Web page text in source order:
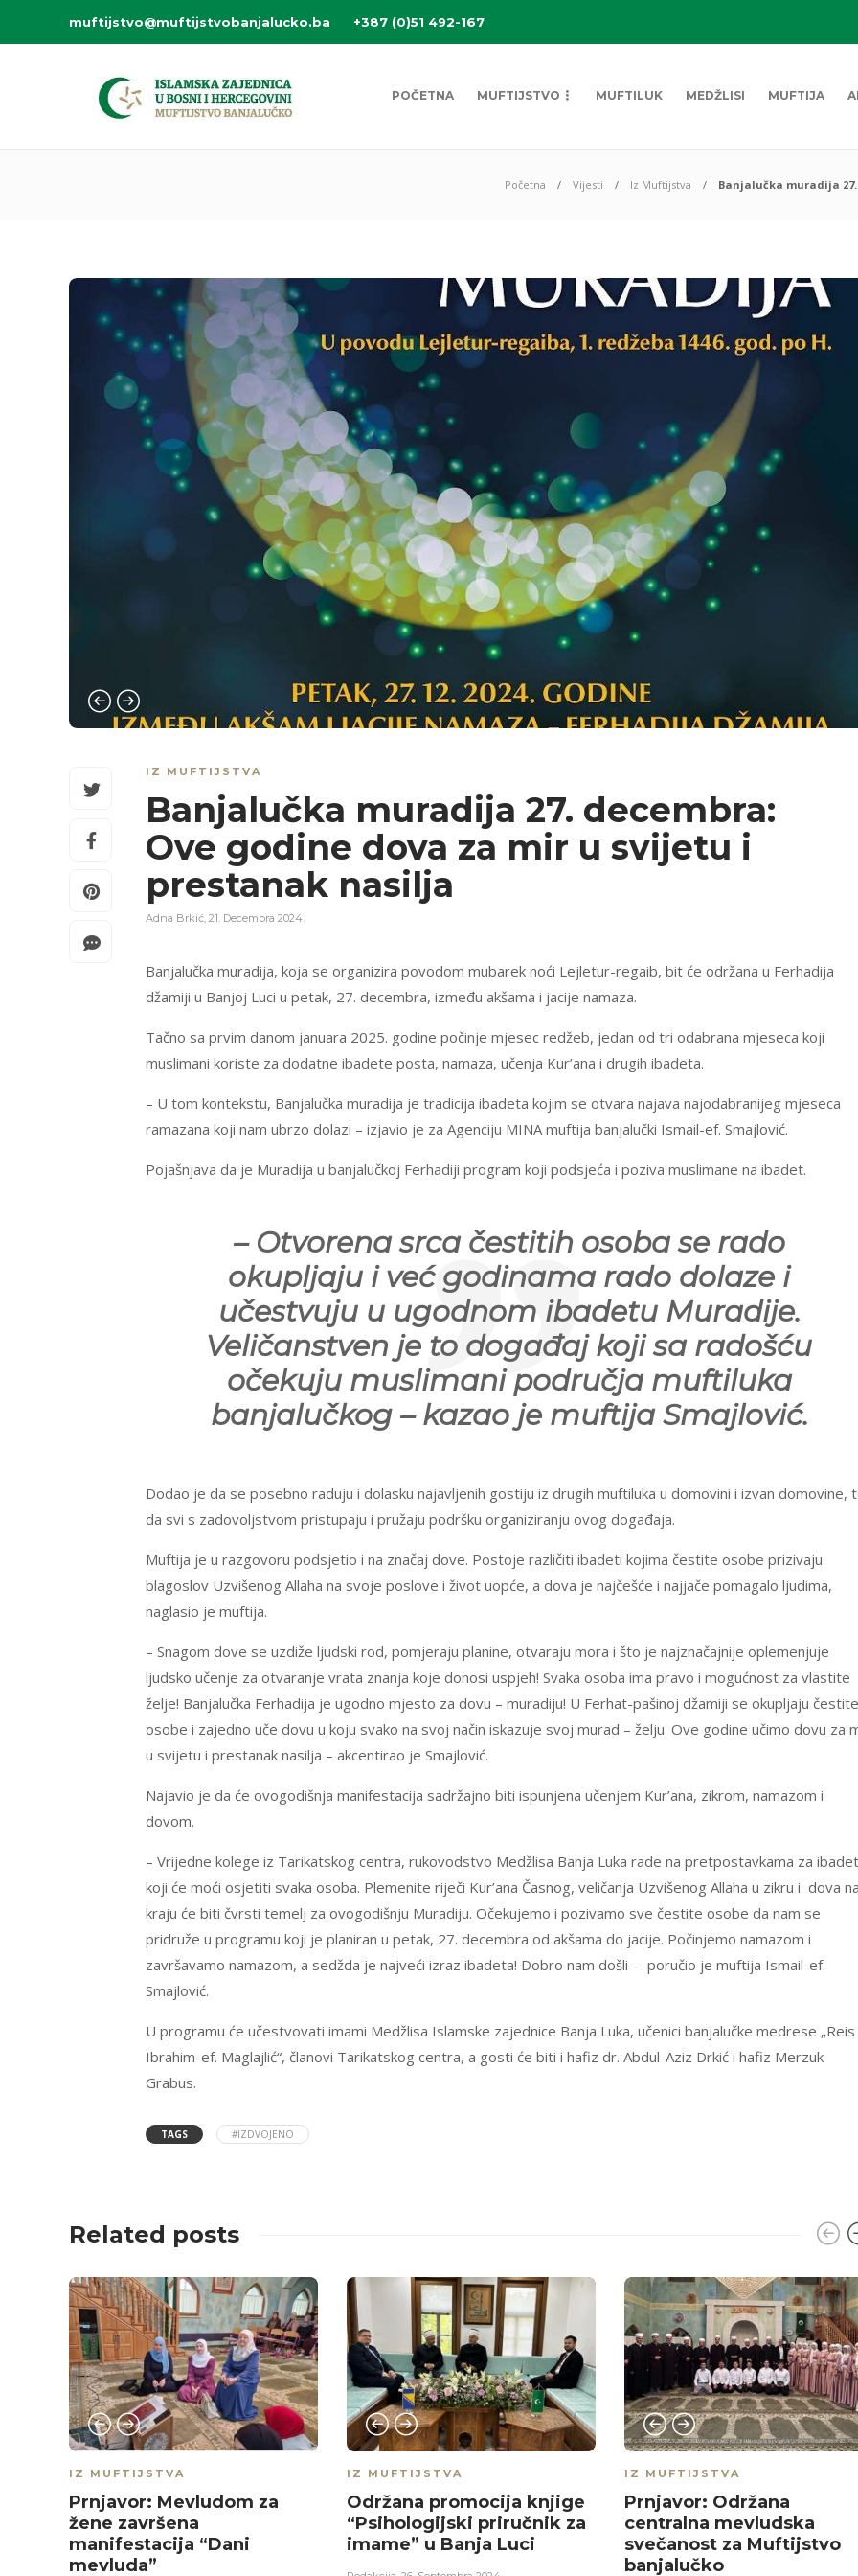
muftijstvo@muftijstvobanjalucko.ba +387 (0)51 492-167
POČETNA MUFTIJSTVO MUFTILUK MEDŽLISI MUFTIJA
Početna Vijesti Iz Muftijstva Banjalučka muradija
IZ MUFTIJSTVA
Banjalučka muradija 27. decembra:
Ove godine dova za mir u svijetu i
prestanak nasilja
Adna Brkić, 21. Decembra 2024.
Banjalučka muradija, koja se organizira povodom mubarek noći Lejletur-regaib, bit će održana u Ferhadija
džamiji u Banjoj Luci u petak, 27. decembra, između akšama i jacije namaza.
Tačno sa prvim danom januara 2025. godine počinje mjesec redžeb, jedan od tri odabrana mjeseca koji
muslimani koriste za dodatne ibadete posta, namaza, učenja Kur’ana i drugih ibadeta.
– U tom kontekstu, Banjalučka muradija je tradicija ibadeta kojim se otvara najava najodabranijeg mjeseca
ramazana koji nam ubrzo dolazi – izjavio je za Agenciju MINA muftija banjalučki Ismail-ef. Smajlović.
Pojašnjava da je Muradija u banjalučkoj Ferhadiji program koji podsjeća i poziva muslimane na ibadet.
– Otvorena srca čestitih osoba se rado
okupljaju i već godinama rado dolaze i
učestvuju u ugodnom ibadetu Muradije.
Veličanstven je to događaj koji sa radošću
očekuju muslimani područja muftiluka
banjalučkog – kazao je muftija Smajlović.
Dodao je da se posebno raduju i dolasku najavljenih gostiju iz drugih muftiluka u domovini i izvan domovine,
da svi s zadovoljstvom pristupaju i pružaju podršku organiziranju ovog događaja.
Muftija je u razgovoru podsjetio i na značaj dove. Postoje različiti ibadeti kojima čestite osobe prizivaju
blagoslov Uzvišenog Allaha na svoje poslove i život uopće, a dova je najčešće i najjače pomagalo ljudima,
naglasio je muftija.
– Snagom dove se uzdiže ljudski rod, pomjeraju planine, otvaraju mora i što je najznačajnije oplemenjuje
ljudsko učenje za otvaranje vrata znanja koje donosi uspjeh! Svaka osoba ima pravo i mogućnost za vlastite
želje! Banjalučka Ferhadija je ugodno mjesto za dovu – muradiju! U Ferhat-pašinoj džamiji se okupljaju čestite
osobe i zajedno uče dovu u koju svako na svoj način iskazuje svoj murad – želju. Ove godine učimo dovu za
u svijetu i prestanak nasilja – akcentirao je Smajlović.
Najavio je da će ovogodišnja manifestacija sadržajno biti ispunjena učenjem Kur’ana, zikrom, namazom i
dovom.
– Vrijedne kolege iz Tarikatskog centra, rukovodstvo Medžlisa Banja Luka rade na pretpostavkama za ibadet
koji će moći osjetiti svaka osoba. Plemenite riječi Kur’ana Časnog, veličanja Uzvišenog Allaha u zikru i dova
kraju će biti čvrsti temelj za ovogodišnju Muradiju. Očekujemo i pozivamo sve čestite osobe da nam se
pridruže u programu koji je planiran u petak, 27. decembra od akšama do jacije. Počinjemo namazom i
završavamo namazom, a sedžda je najveći izraz ibadeta! Dobro nam došli – poručio je muftija Ismail-ef.
Smajlović.
U programu će učestvovati imami Medžlisa Islamske zajednice Banja Luka, učenici banjalučke medrese „Reis
Ibrahim-ef. Maglajlić“, članovi Tarikatskog centra, a gosti će biti i hafiz dr. Abdul-Aziz Drkić i hafiz Merzuk
Grabus.
TAGS #IZDVOJENO
Related posts
IZ MUFTIJSTVA
Prnjavor: Mevludom za
žene završena
manifestacija “Dani
mevluda”
IZ MUFTIJSTVA
Održana promocija knjige
“Psihologijski priručnik za
imame” u Banja Luci
IZ MUFTIJSTVA
Prnjavor: Održana
centralna mevludska
svečanost za Muftijstvo
banjalučko